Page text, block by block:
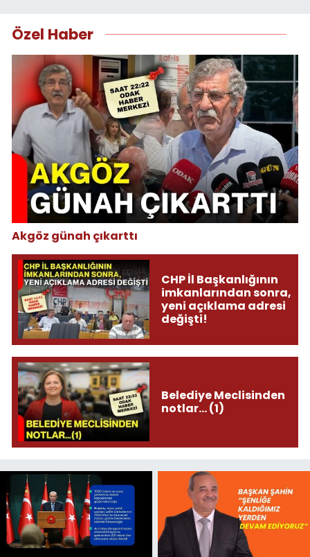
Özel Haber
Akgöz günah çıkarttı
CHP İl Başkanlığının
imkanlarından sonra,
yeni açıklama adresi
değişti!
Belediye Meclisinden
notlar... (1)